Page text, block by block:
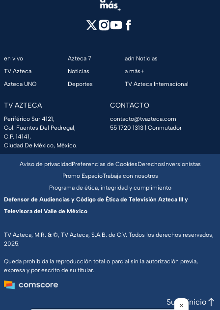
en vivo
TV Azteca
Azteca UNO
Azteca 7
Noticias
Deportes
adn Noticias
a más+
TV Azteca Internacional
TV AZTECA
Periférico Sur 4121,
Col. Fuentes Del Pedregal,
C.P. 14141,
Ciudad De México, México.
CONTACTO
contacto@tvazteca.com
55 1720 1313 | Conmutador
TV Azteca, M.R. & ©, TV Azteca, S.A.B. de C.V. Todos los derechos reservados,
2025.
Queda prohibida la reproducción total o parcial sin la autorización previa,
expresa y por escrito de su titular.
Aviso de privacidadPreferencias de CookiesDerechosInversionistas
Promo EspacioTrabaja con nosotros
Programa de ética, integridad y cumplimiento
Defensor de Audiencias y Código de Ética de Televisión Azteca III y
Televisora del Valle de México
Subir inicio